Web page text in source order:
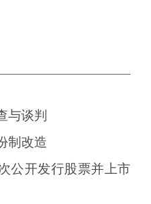
与谈判
制改造
公开发行股票并上市